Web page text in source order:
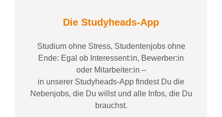
Die Studyheads-App
Studium ohne Stress, Studentenjobs ohne
Ende: Egal ob Interessent:in, Bewerber:in
oder Mitarbeiter:in –
in unserer Studyheads-App findest Du die
Nebenjobs, die Du willst und alle Infos, die Du
brauchst.